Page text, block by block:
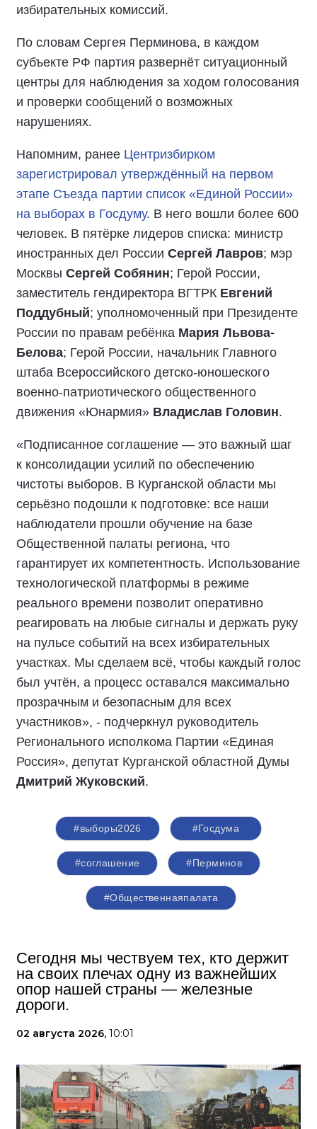
избирательных комиссий.
По словам Сергея Перминова, в каждом
субъекте РФ партия развернёт ситуационный
центры для наблюдения за ходом голосования
и проверки сообщений о возможных
нарушениях.
Напомним, ранее Центризбирком
зарегистрировал утверждённый на первом
этапе Съезда партии список «Единой России»
на выборах в Госдуму. В него вошли более 600
человек. В пятёрке лидеров списка: министр
иностранных дел России Сергей Лавров; мэр
Москвы Сергей Собянин; Герой России,
заместитель гендиректора ВГТРК Евгений
Поддубный; уполномоченный при Президенте
России по правам ребёнка Мария Львова-
Белова; Герой России, начальник Главного
штаба Всероссийского детско-юношеского
военно-патриотического общественного
движения «Юнармия» Владислав Головин.
«Подписанное соглашение — это важный шаг
к консолидации усилий по обеспечению
чистоты выборов. В Курганской области мы
серьёзно подошли к подготовке: все наши
наблюдатели прошли обучение на базе
Общественной палаты региона, что
гарантирует их компетентность. Использование
технологической платформы в режиме
реального времени позволит оперативно
реагировать на любые сигналы и держать руку
на пульсе событий на всех избирательных
участках. Мы сделаем всё, чтобы каждый голос
был учтён, а процесс оставался максимально
прозрачным и безопасным для всех
участников», - подчеркнул руководитель
Регионального исполкома Партии «Единая
Россия», депутат Курганской областной Думы
Дмитрий Жуковский.
#выборы2026 #Госдума
#соглашение #Перминов
#Общественнаяпалата
Сегодня мы чествуем тех, кто держит
на своих плечах одну из важнейших
опор нашей страны — железные
дороги.
02 августа 2026, 10:01